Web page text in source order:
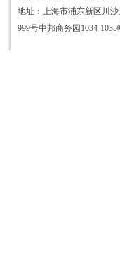
地址：上海市浦东新区川
999号中邦商务园1034-1035